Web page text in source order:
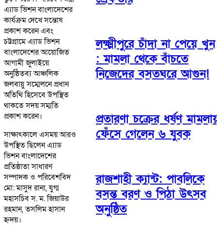
এ্যাড ভিশন বাংলাদেশের
কার্যক্রম দেখে সন্তোষ
প্রকাশ করেন এবং
চট্টগ্রামে এ্যাড ভিশন
বাংলাদেশের আয়োজিত
আগামী জুলাইয়ে
অনুষ্ঠিতব্য আঞ্চলিক
জলবায়ু সম্মেলনে প্রধান
অতিথি হিসেবে উপস্থিত
থাকতে সদয় সম্মতি
প্রকাশ করেন।
সাক্ষাৎকালে এসময় আরও
উপস্থিত ছিলেন এ্যাড
ভিশন বাংলাদেশের
প্রতিষ্ঠাতা সাধারণ
সম্পাদক ও পরিবেশবিদ
মো: মাসুদ রানা, যুগ্ম
মহাসচিব স. ম. জিয়াউর
রহমান, তসলিম হাসান
হ্নদয়।
লক্ষ্মীপুরে চাঁদা না পেয়ে খুন
: মামলা থেকে বাঁচতে
নিজেদের বসতঘরে আগুন!
প্রতারণা চক্রের ধর্ষণ
ফেঁসে গেলেন ৬ যুবক
রাজশাহী ক্যান্ট: পাবলিকে
বসন্ত বরণ ও পিঠা উৎসব
অনুষ্ঠিত